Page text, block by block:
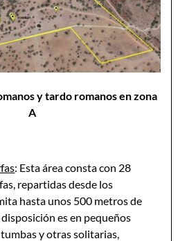
y tardo romanos en zona
A
: Esta área consta con 28
repartidas desde los
hasta unos 500 metros de
es en pequeños
y otras solitarias,